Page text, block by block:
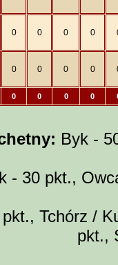
0 0 0 0
0 0 0 0
0 0 0 0
Byk -
- 30 pkt.,
Tchórz /
pkt.,